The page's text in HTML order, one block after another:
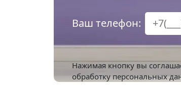
Ваш телефон:
Нажимая кнопку вы
обработку персональных